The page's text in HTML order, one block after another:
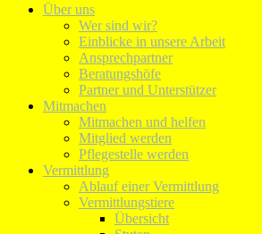
Über uns
Wer sind wir?
Einblicke in unsere Arbeit
Ansprechpartner
Beratungshöfe
Partner und Unterstützer
Mitmachen
Mitmachen und helfen
Mitglied werden
Pflegestelle werden
Vermittlung
Ablauf einer Vermittlung
Vermittlungstiere
Übersicht